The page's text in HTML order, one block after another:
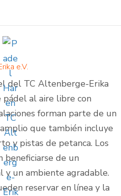
e.V.
del TC Altenberge-Erika
pádel al aire libre con
forman parte de un
que también incluye
y pistas de petanca. Los
beneficiarse de un
y un ambiente agradable.
reservar en línea y la